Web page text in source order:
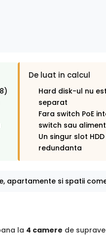
De luat in calcul
Hard disk-ul nu
separat
Fara switch PoE
switch sau
Un singur slot
redundanta
apartamente si spatii
la 4 camere de